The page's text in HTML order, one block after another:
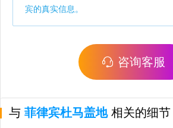
宾的真实信息。
咨询客服
与 菲律宾杜马盖地相关的细节